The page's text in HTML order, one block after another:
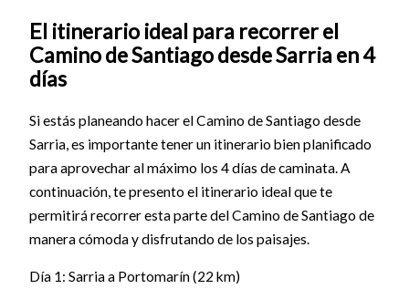
El itinerario ideal para recorrer el
Camino de Santiago desde Sarria en 4
días
Si estás planeando hacer el Camino de Santiago desde
Sarria, es importante tener un itinerario bien planificado
para aprovechar al máximo los 4 días de caminata. A
continuación, te presento el itinerario ideal que te
permitirá recorrer esta parte del Camino de Santiago de
manera cómoda y disfrutando de los paisajes.
Día 1: Sarria a Portomarín (22 km)